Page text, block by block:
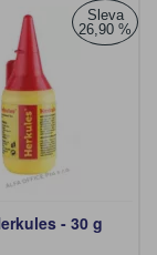
Sleva
26,90 %
- 30 g